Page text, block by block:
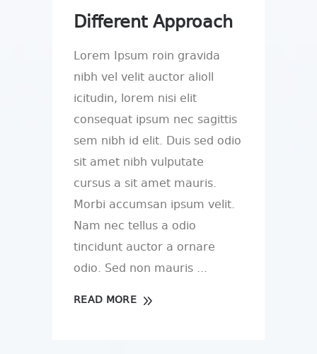
Different Approach
Lorem Ipsum roin gravida
nibh vel velit auctor alioll
icitudin, lorem nisi elit
consequat ipsum nec sagittis
sem nibh id elit. Duis sed odio
sit amet nibh vulputate
cursus a sit amet mauris.
Morbi accumsan ipsum velit.
Nam nec tellus a odio
tincidunt auctor a ornare
odio. Sed non mauris
READ MORE